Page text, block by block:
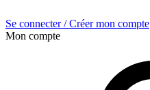
Se connecter / Créer mon compte
Mon compte